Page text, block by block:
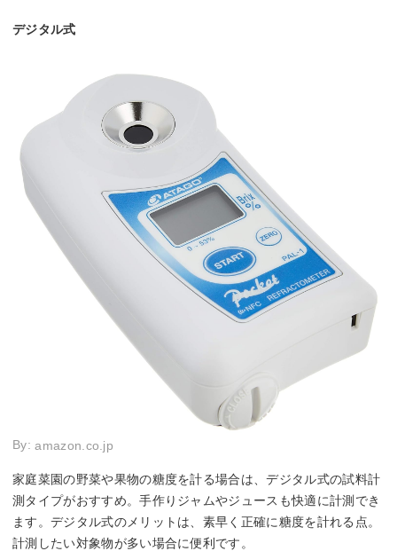
デジタル式
By:amazon.co.jp
家庭菜園の野菜や果物の糖度を計る場合は、デジタル式の試料計
測タイプがおすすめ。手作りジャムやジュースも快適に計測でき
ます。デジタル式のメリットは、素早く正確に糖度を計れる点。
計測したい対象物が多い場合に便利です。